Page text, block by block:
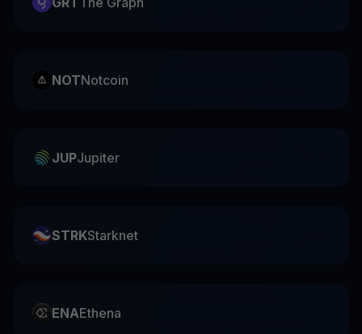
NOTNotcoin
JUPJupiter
STRKStarknet
ENAEthena